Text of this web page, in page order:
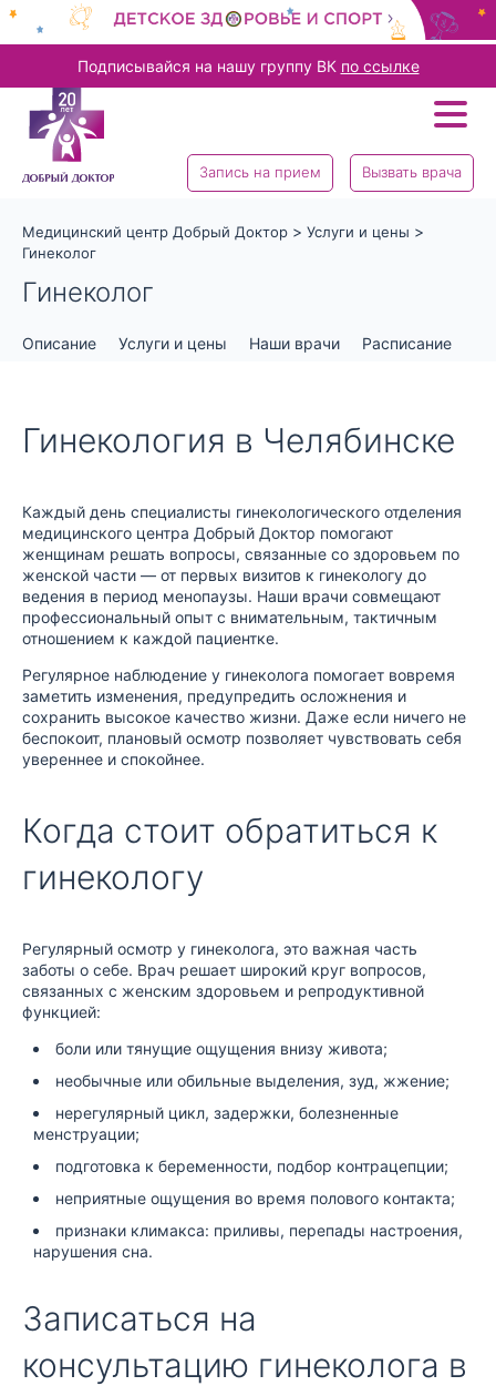
Подписывайся на нашу группу ВК по ссылке
Запись на прием Вызвать врача
Медицинский центр Добрый Доктор > Услуги и цены >
Гинеколог
Гинеколог
Описание Услуги и цены Наши врачи Расписание
Гинекология в Челябинске
Каждый день специалисты гинекологического отделения
медицинского центра Добрый Доктор помогают
женщинам решать вопросы, связанные со здоровьем по
женской части — от первых визитов к гинекологу до
ведения в период менопаузы. Наши врачи совмещают
профессиональный опыт с внимательным, тактичным
отношением к каждой пациентке.​
Регулярное наблюдение у гинеколога помогает вовремя
заметить изменения, предупредить осложнения и
сохранить высокое качество жизни. Даже если ничего не
беспокоит, плановый осмотр позволяет чувствовать себя
увереннее и спокойнее.
Когда стоит обратиться к
гинекологу
Регулярный осмотр у гинеколога, это важная часть
заботы о себе. Врач решает широкий круг вопросов,
связанных с женским здоровьем и репродуктивной
функцией:
боли или тянущие ощущения внизу живота;
необычные или обильные выделения, зуд, жжение;
нерегулярный цикл, задержки, болезненные
менструации;
подготовка к беременности, подбор контрацепции;
неприятные ощущения во время полового контакта;
признаки климакса: приливы, перепады настроения,
нарушения сна.
Записаться на
консультацию гинеколога в